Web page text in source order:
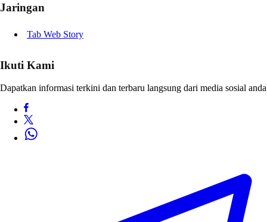
Jaringan
Tab Web Story
Ikuti Kami
Dapatkan informasi terkini dan terbaru langsung dari media sosial anda